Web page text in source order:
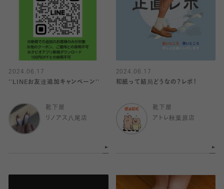
2024.06.17
''LINEお友達追加キャンペーン''
靴下屋
リノアス八尾店
2024.06.17
和紙って結局どうなの？レポ！
靴下屋
アトレ秋葉原店